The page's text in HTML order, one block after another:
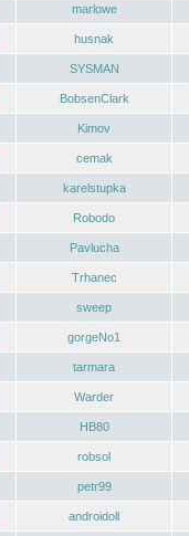
marlowe
husnak
SYSMAN
BobsenClark
Kimov
cemak
karelstupka
Robodo
Pavlucha
Trhanec
sweep
gorgeNo1
tarmara
Warder
HB80
robsol
petr99
androidoll